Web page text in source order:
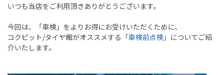
いつも当店をご利用頂きありがとうございます。
今回は、「車検」をよりお得にお受けいただくために、
コクピット/タイヤ館がオススメする 「車検前点検」 についてご紹
介いたします。